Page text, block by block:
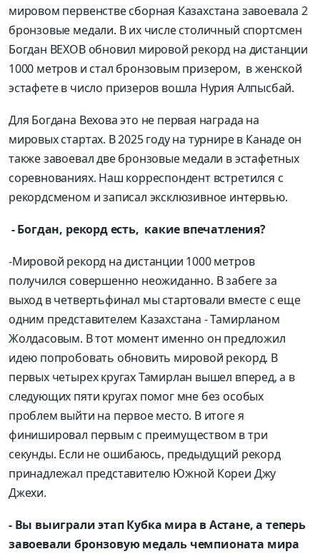
мировом первенстве сборная Казахстана завоевала 2
бронзовые медали. В их числе столичный спортсмен
Богдан ВЕХОВ обновил мировой рекорд на дистанции
1000 метров и стал бронзовым призером, в женской
эстафете в число призеров вошла Нурия Алпысбай.
Для Богдана Вехова это не первая награда на
мировых стартах. В 2025 году на турнире в Канаде он
также завоевал две бронзовые медали в эстафетных
соревнованиях. Наш корреспондент встретился с
рекордсменом и записал эксклюзивное интервью.
- Богдан, рекорд есть, какие впечатления?
-Мировой рекорд на дистанции 1000 метров
получился совершенно неожиданно. В забеге за
выход в четвертьфинал мы стартовали вместе с еще
одним представителем Казахстана - Тамирланом
Жолдасовым. В тот момент именно он предложил
идею попробовать обновить мировой рекорд. В
первых четырех кругах Тамирлан вышел вперед, а в
следующих пяти кругах помог мне без особых
проблем выйти на первое место. В итоге я
финишировал первым с преимуществом в три
секунды. Если не ошибаюсь, предыдущий рекорд
принадлежал представителю Южной Кореи Джу
Джехи.
- Вы выиграли этап Кубка мира в Астане, а теперь
завоевали бронзовую медаль чемпионата мира